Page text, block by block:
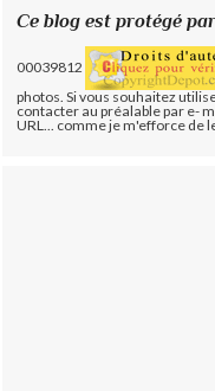
Ce blog est protégé
00039812
photos. Si vous souhaitez
contacter au préalable par e-
URL... comme je m'efforce de